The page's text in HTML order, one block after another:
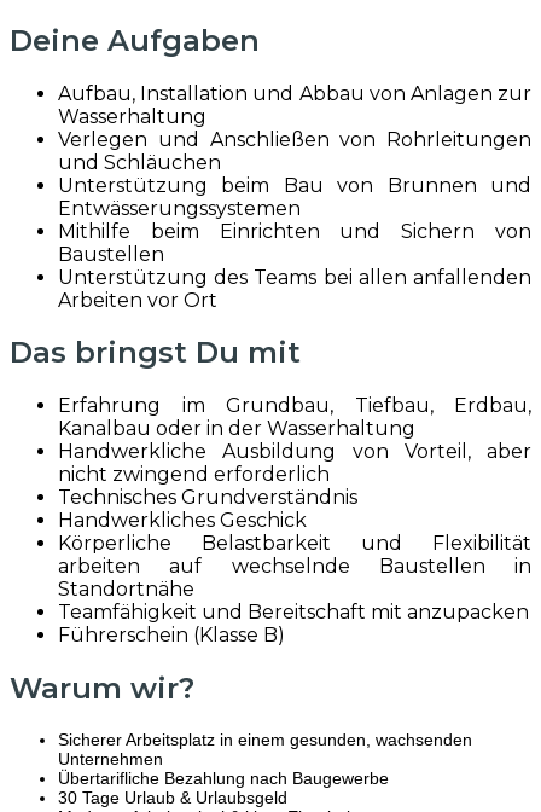
Deine Aufgaben
Aufbau, Installation und Abbau von Anlagen zur
Wasserhaltung
Verlegen und Anschließen von Rohrleitungen
und Schläuchen
Unterstützung beim Bau von Brunnen und
Entwässerungssystemen
Mithilfe beim Einrichten und Sichern von
Baustellen
Unterstützung des Teams bei allen anfallenden
Arbeiten vor Ort
Das bringst Du mit
Erfahrung im Grundbau, Tiefbau, Erdbau,
Kanalbau oder in der Wasserhaltung
Handwerkliche Ausbildung von Vorteil, aber
nicht zwingend erforderlich
Technisches Grundverständnis
Handwerkliches Geschick
Körperliche Belastbarkeit und Flexibilität
arbeiten auf wechselnde Baustellen in
Standortnähe
Teamfähigkeit und Bereitschaft mit anzupacken
Führerschein (Klasse B)
Warum wir?
Sicherer Arbeitsplatz in einem gesunden, wachsenden
Unternehmen
Übertarifliche Bezahlung nach Baugewerbe
30 Tage Urlaub & Urlaubsgeld